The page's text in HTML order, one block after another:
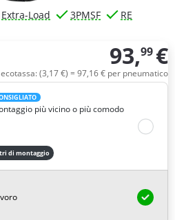
Extra-Load 3PMSF RE
93,99 €
(3,17€) = 97,16€ per pneumatico
più vicino o più comodo
di montaggio